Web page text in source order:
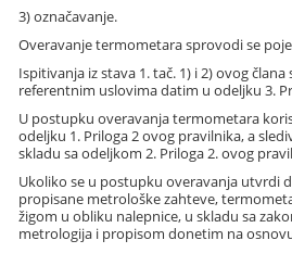
3) označavanje.
Overavanje termometara sprovodi se
Ispitivanja iz stava 1. tač. 1) i 2) ovog
referentnim uslovima datim u odeljku 3.
U postupku overavanja termometara
odeljku 1. Priloga 2 ovog pravilnika, a
skladu sa odeljkom 2. Priloga 2. ovog
Ukoliko se u postupku overavanja utvrdi
propisane metrološke zahteve,
žigom u obliku nalepnice, u skladu sa
metrologija i propisom donetim na